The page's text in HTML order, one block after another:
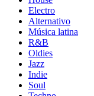
Electro
Alternativo
Música latina
R&B
Oldies
Jazz
Indie
Soul